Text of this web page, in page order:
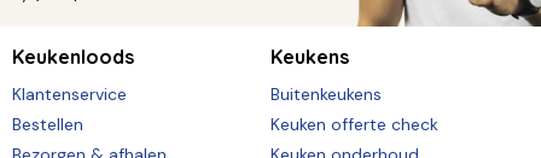
Keukenloods
Klantenservice
Bestellen
Keukens
Buitenkeukens
Keuken offerte check